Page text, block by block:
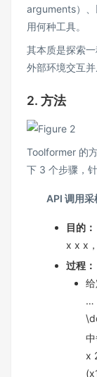
arguments）
用何种工具。
其本质是探索
外部环境交互并
2. 方法
Toolformer 的
下 3 个步骤，
API 调用
目的：
x x x
过程：
…
x
(x